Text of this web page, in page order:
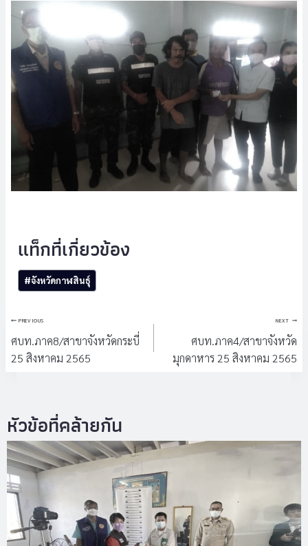
Post
Tags:
#จังหวัดกาฬสินธุ์
แนะแนว
PREVIOUS
ศบท.ภาค8/สาขาจังหวัดกระบี่
25 สิงหาคม 2565
NEXT
ศบท.ภาค4/สาขาจังหวัด
มุกดาหาร 25 สิงหาคม 2565